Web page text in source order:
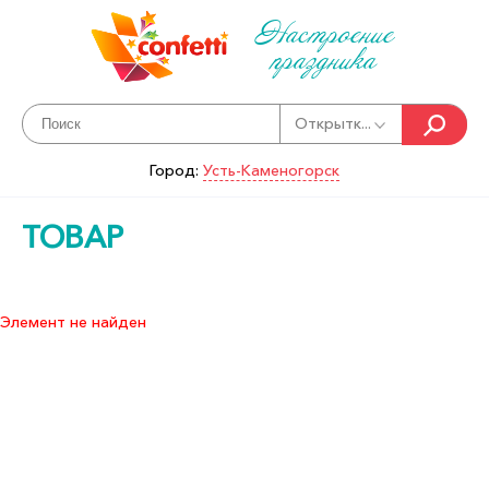
Настроение
праздника
Открытк...
Город: Усть-Каменогорск
ТОВАР
Элемент не найден